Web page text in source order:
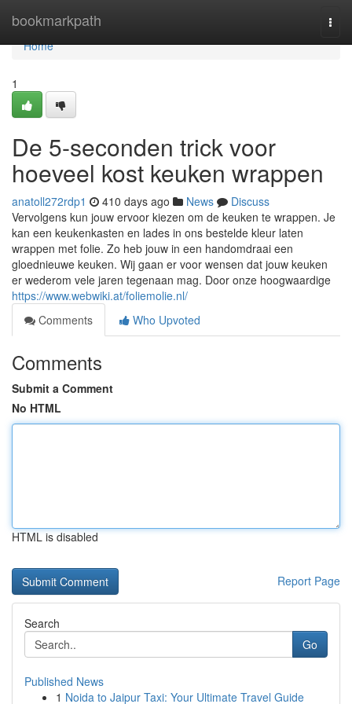
bookmarkpath
Home
Home
1
De 5-seconden trick voor
hoeveel kost keuken wrappen
anatoll272rdp1 410 days ago News
Discuss
Vervolgens kun jouw ervoor kiezen om de keuken te wrappen. Je
kan een keukenkasten en lades in ons bestelde kleur laten
wrappen met folie. Zo heb jouw in een handomdraai een
gloednieuwe keuken. Wij gaan er voor wensen dat jouw keuken
er wederom vele jaren tegenaan mag. Door onze hoogwaardige
https://www.webwiki.at/foliemolie.nl/
Comments
Who Upvoted
Comments
Submit a Comment
No HTML
HTML is disabled
Report Page
Search
Go
Published News
1 Noida to Jaipur Taxi: Your Ultimate Travel Guide